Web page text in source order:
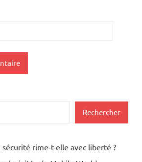
Rechercher
sécurité rime-t-elle avec liberté ?